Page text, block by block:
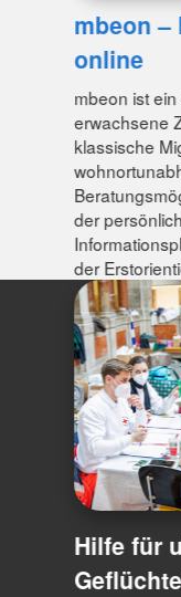
mbeon
online
mbeon ist
erwachsene
klassische
der
der
Hilfe für